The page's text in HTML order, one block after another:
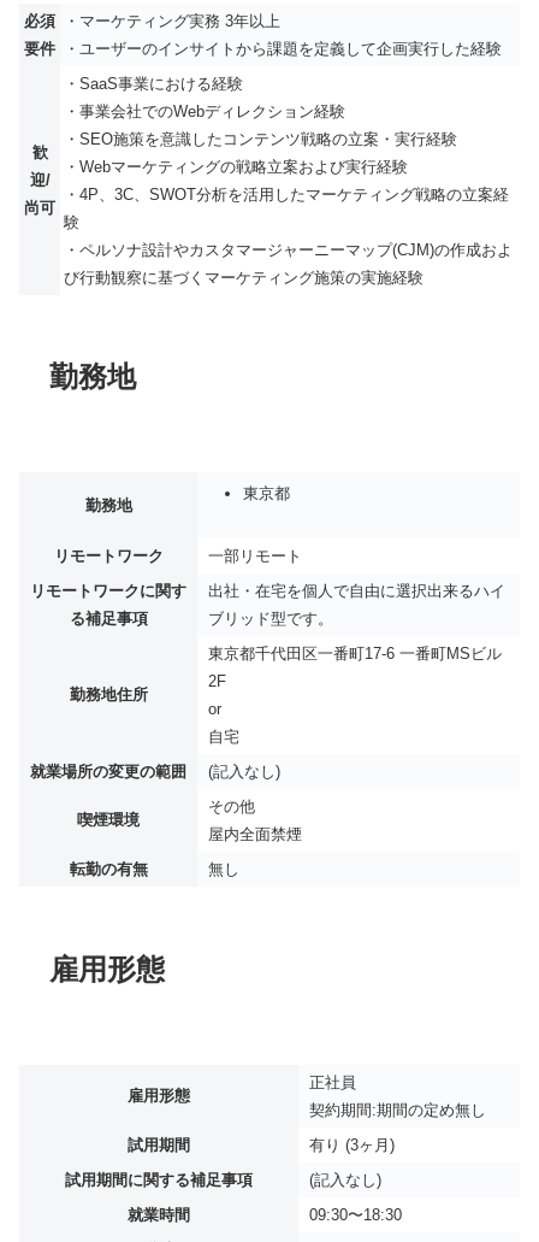
必須
要件
・マーケティング実務 3年以上
・ユーザーのインサイトから課題を定義して企画実行した経験
歓
迎/
尚可
・SaaS事業における経験
・事業会社でのWebディレクション経験
・SEO施策を意識したコンテンツ戦略の立案・実行経験
・Webマーケティングの戦略立案および実行経験
・4P、3C、SWOT分析を活用したマーケティング戦略の立案経
験
・ペルソナ設計やカスタマージャーニーマップ(CJM)の作成およ
び行動観察に基づくマーケティング施策の実施経験
勤務地
勤務地
東京都
リモートワーク
一部リモート
リモートワークに関す
る補足事項
出社・在宅を個人で自由に選択出来るハイ
ブリッド型です。
勤務地住所
東京都千代田区一番町17-6 一番町MSビル
2F
or
自宅
就業場所の変更の範囲
(記入なし)
喫煙環境
その他
屋内全面禁煙
転勤の有無
無し
雇用形態
雇用形態
正社員
契約期間:期間の定め無し
試用期間
有り (3ヶ月)
試用期間に関する補足事項
(記入なし)
就業時間
09:30〜18:30